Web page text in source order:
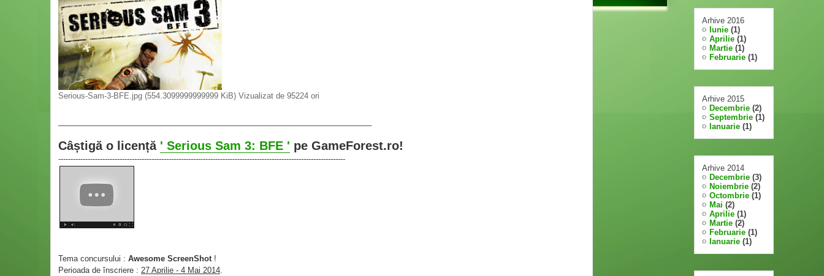
Serious-Sam-3-BFE.jpg (554.3099999999999 KiB) Vizualizat de 95224 ori
Câștigă o licență ' Serious Sam 3: BFE ' pe GameForest.ro!
---------------------------------------------------------------------------------------------------------------------
Tema concursului : Awesome ScreenShot !
Perioada de înscriere : 27 Aprilie - 4 Mai 2014
Arhive 2016
Iunie (1)
Aprilie (1)
Martie (1)
Februarie (1)
Arhive 2015
Decembrie (2)
Septembrie (1)
Ianuarie (1)
Arhive 2014
Decembrie (3)
Noiembrie (2)
Octombrie (1)
Mai (2)
Aprilie (1)
Martie (2)
Februarie (1)
Ianuarie (1)